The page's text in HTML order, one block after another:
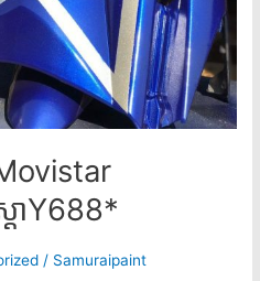
ាY688*
/ Samuraipaint